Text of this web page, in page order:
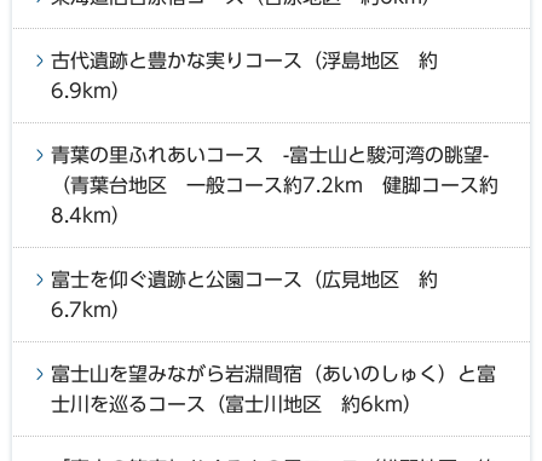
古代遺跡と豊かな実りコース（浮島地区 約
6.9km）
青葉の里ふれあいコース -富士山と駿河湾の眺望-
（青葉台地区 一般コース約7.2km 健脚コース約
8.4km）
富士を仰ぐ遺跡と公園コース（広見地区 約
6.7km）
富士山を望みながら岩淵間宿（あいのしゅく）と富
士川を巡るコース（富士川地区 約6km）